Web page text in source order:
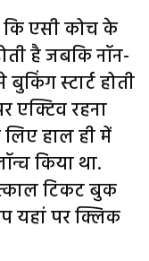
एसी कोच के
है जबकि नॉन-
स्टार्ट होती
एक्टिव रहना
हाल ही में
किया था.
टिकट बुक
यहां पर क्लिक